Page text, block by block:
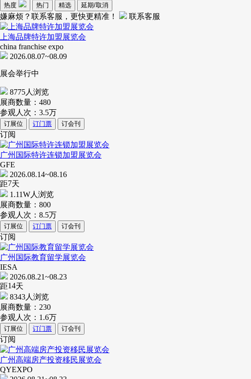
热度 热门 精选 延期/取消
嫌麻烦？联系客服，更快更精准！ 联系客服
上海品牌特许加盟展览会
china franchise expo
2026.08.07~08.09
展会举行中
8775人浏览
展商数量： 480
参观人次： 3.5万
订展位 订门票 订会刊
订阅
广州国际特许连锁加盟展览会
GFE
2026.08.14~08.16
距7天
1.11W人浏览
展商数量： 800
参观人次： 8.5万
订展位 订门票 订会刊
订阅
广州国际教育留学展览会
IESA
2026.08.21~08.23
距14天
8343人浏览
展商数量： 230
参观人次： 1.6万
订展位 订门票 订会刊
订阅
广州高端房产投资移民展览会
QYEXPO